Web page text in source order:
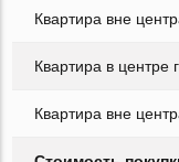
Квартира вне
Квартира в центре
Квартира вне